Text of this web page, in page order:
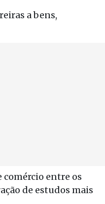
a bens,
comércio entre os
de estudos mais